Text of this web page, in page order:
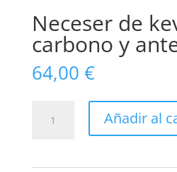
Neceser de
carbono y
64,00 €
Añadir al